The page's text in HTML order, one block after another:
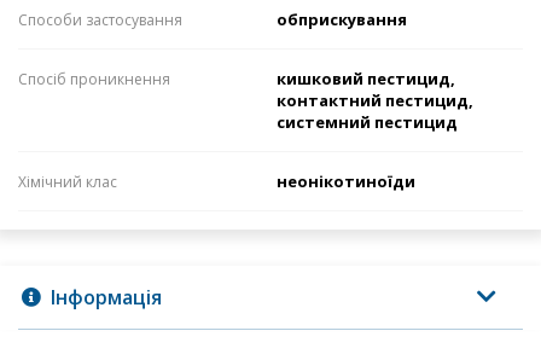
Способи застосування обприскування
Спосіб проникнення
кишковий пестицид,
контактний пестицид,
системний пестицид
Хімічний клас неонікотиноїди
Інформація